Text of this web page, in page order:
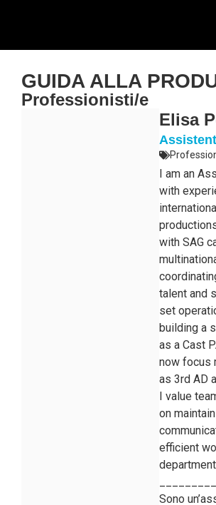
GUIDA ALLA
Professionisti/e
Elisa
I am an
with
with SAG
talent and
set
building a
as a Cast
now focus
as 3rd AD
I value
on
efficient
Sono